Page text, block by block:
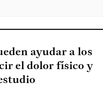
ayudar a los
el dolor físico y